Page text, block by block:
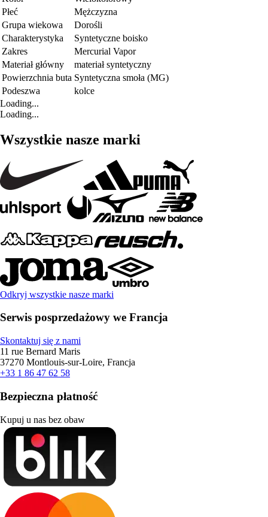
Płeć
Mężczyzna
Grupa wiekowa
Dorośli
Charakterystyka
Syntetyczne boisko
Zakres
Mercurial Vapor
Materiał główny
materiał syntetyczny
Powierzchnia buta Syntetyczna smoła (MG)
Podeszwa
kolce
Loading...
Loading...
Wszystkie nasze marki
Odkryj wszystkie nasze marki
Serwis posprzedażowy we Francja
Skontaktuj się z nami
11 rue Bernard Maris
37270 Montlouis-sur-Loire, Francja
+33 1 86 47 62 58
Bezpieczna płatność
Kupuj u nas bez obaw